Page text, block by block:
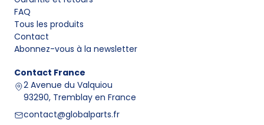
FAQ
Tous les produits
Contact
Abonnez-vous à la newsletter
Contact France
2 Avenue du Valquiou
93290, Tremblay en France
contact@globalparts.fr